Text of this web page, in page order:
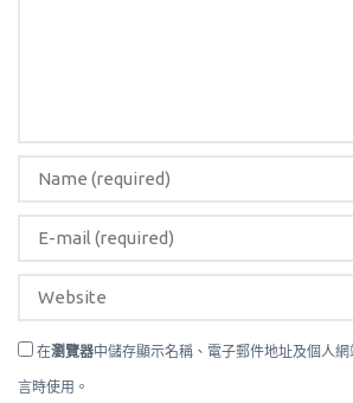
在瀏覽器中儲存顯示名稱、電子郵件地址及個人
言時使用。